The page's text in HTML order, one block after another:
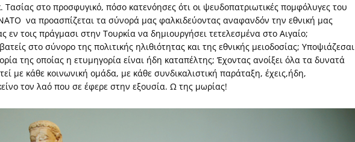
Τασίας στο προσφυγικό, πόσο κατενόησες ότι οι ψευδοπατριωτικές πομφόλυγες του
να προασπίζεται τα σύνορά μας φαλκιδεύοντας αναφανδόν την εθνική μας
εν τοις πράγμασι στην Τουρκία να δημιουργήσει τετελεσμένα στο Αιγαίο;
στο σύνορο της πολιτικής ηλιθιότητας και της εθνικής μειοδοσίας; Υποψιάζεσαι
της οποίας η ετυμηγορία είναι ήδη καταπέλτης; Έχοντας ανοίξει όλα τα δυνατά
με κάθε κοινωνική ομάδα, με κάθε συνδικαλιστική παράταξη, έχεις,ήδη,
τον λαό που σε έφερε στην εξουσία. Ω της μωρίας!